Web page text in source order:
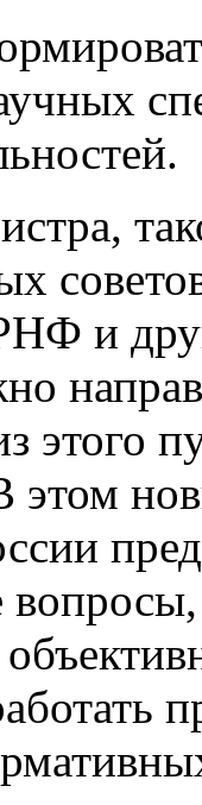
и
этого
этом